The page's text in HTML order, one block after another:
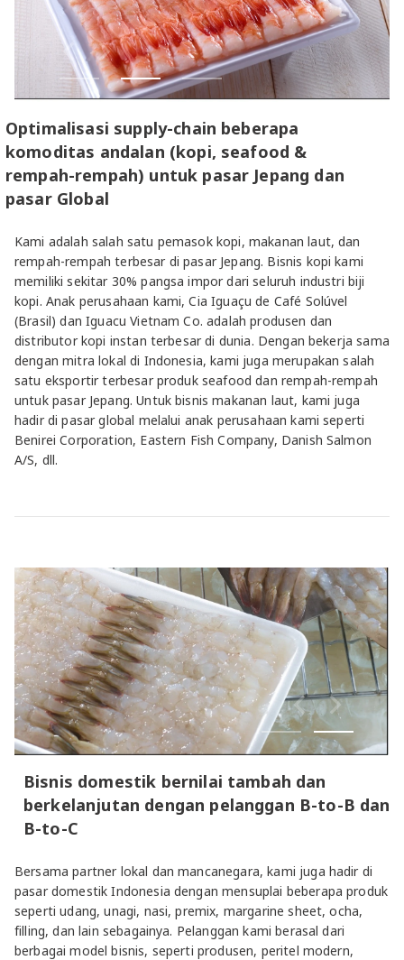
Optimalisasi supply-chain beberapa
komoditas andalan (kopi, seafood &
rempah-rempah) untuk pasar Jepang dan
pasar Global
Kami adalah salah satu pemasok kopi, makanan laut, dan
rempah-rempah terbesar di pasar Jepang. Bisnis kopi kami
memiliki sekitar 30% pangsa impor dari seluruh industri biji
kopi. Anak perusahaan kami, Cia Iguaçu de Café Solúvel
(Brasil) dan Iguacu Vietnam Co. adalah produsen dan
distributor kopi instan terbesar di dunia. Dengan bekerja sama
dengan mitra lokal di Indonesia, kami juga merupakan salah
satu eksportir terbesar produk seafood dan rempah-rempah
untuk pasar Jepang. Untuk bisnis makanan laut, kami juga
hadir di pasar global melalui anak perusahaan kami seperti
Benirei Corporation, Eastern Fish Company, Danish Salmon
A/S, dll.
Bisnis domestik bernilai tambah dan
berkelanjutan dengan pelanggan B-to-B dan
B-to-C
Bersama partner lokal dan mancanegara, kami juga hadir di
pasar domestik Indonesia dengan mensuplai beberapa produk
seperti udang, unagi, nasi, premix, margarine sheet, ocha,
filling, dan lain sebagainya. Pelanggan kami berasal dari
berbagai model bisnis, seperti produsen, peritel modern,